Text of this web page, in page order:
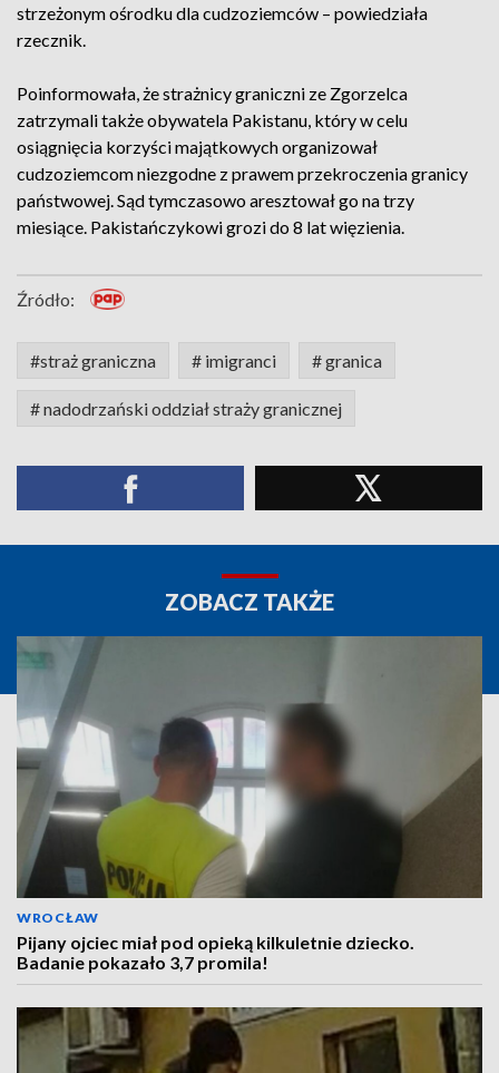
strzeżonym ośrodku dla cudzoziemców – powiedziała
rzecznik.
Poinformowała, że strażnicy graniczni ze Zgorzelca
zatrzymali także obywatela Pakistanu, który w celu
osiągnięcia korzyści majątkowych organizował
cudzoziemcom niezgodne z prawem przekroczenia granicy
państwowej. Sąd tymczasowo aresztował go na trzy
miesiące. Pakistańczykowi grozi do 8 lat więzienia.
Źródło:
#straż graniczna # imigranci # granica
# nadodrzański oddział straży granicznej
ZOBACZ TAKŻE
WROCŁAW
Pijany ojciec miał pod opieką kilkuletnie dziecko.
Badanie pokazało 3,7 promila!